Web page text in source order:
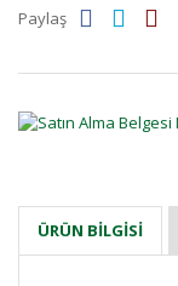
Paylaş
ÜRÜN BILGISI